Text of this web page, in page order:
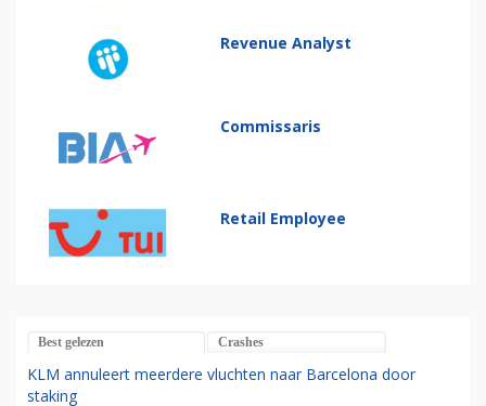
Revenue Analyst
Commissaris
Retail Employee
Best gelezen Crashes
KLM annuleert meerdere vluchten naar Barcelona door
staking